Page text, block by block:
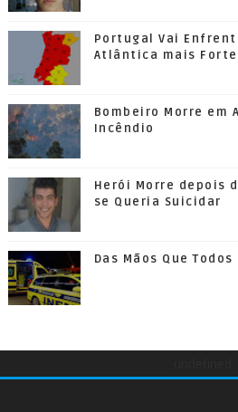
Portugal Vai
Atlântica mais Forte
Bombeiro Morre em
Incêndio
Herói Morre depois
se Queria Suicidar
Das Mãos Que